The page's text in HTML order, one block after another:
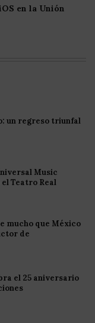
en la Unión
un regreso triunfal
Music
Teatro Real
mucho que México
de
el 25 aniversario